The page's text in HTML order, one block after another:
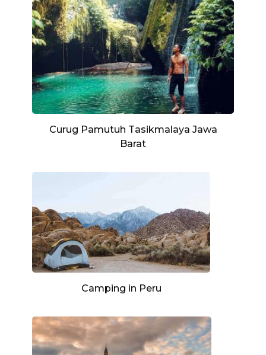
Curug Pamutuh Tasikmalaya Jawa
Barat
Camping in Peru